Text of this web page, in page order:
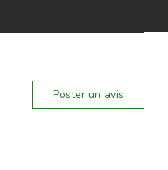
Poster un avis